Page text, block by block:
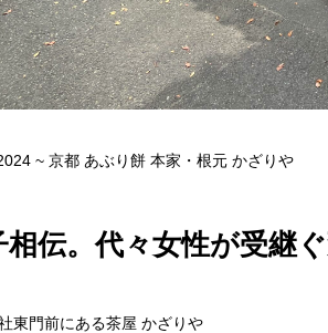
~ 京都 あぶり餅 本家・根元 かざりや
相伝。代々女性が受継
東門前にある茶屋 かざりや